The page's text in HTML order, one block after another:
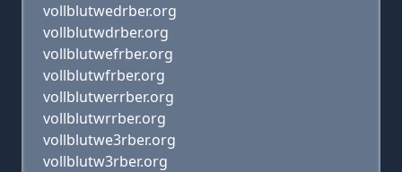
vollblutwedrber.org
vollblutwdrber.org
vollblutwefrber.org
vollblutwfrber.org
vollblutwerrber.org
vollblutwrrber.org
vollblutwe3rber.org
vollblutw3rber.org